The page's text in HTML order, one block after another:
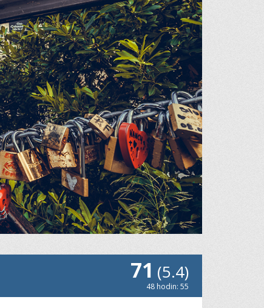
71 (5.4)
48 hodin: 55